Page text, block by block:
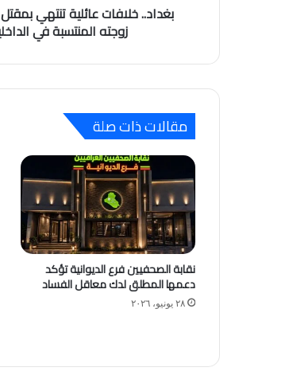
بغداد.. خلافات عائلية تنتهي
زوجته المنتسبة في
مقالات ذات صلة
نقابة الصحفيين فرع الديوانية تؤكد
دعمها المطلق لدك معاقل الفساد
٢٨ يونيو، ٢٠٢٦